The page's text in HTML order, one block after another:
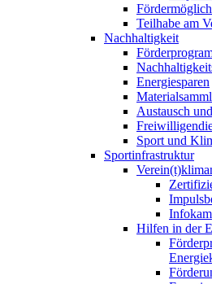
Teilhabe am
Nachhaltigkeit
Energiesparen
Austausch
Sport und
Sportinfrastruktur
Hilfen in der